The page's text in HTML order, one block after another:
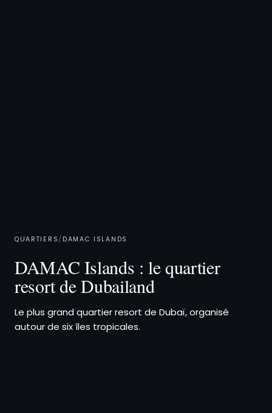
QUARTIERS / DAMAC ISLANDS
DAMAC Islands : le quartier
resort de Dubailand
Le plus grand quartier resort de Dubaï, organisé
autour de six îles tropicales.